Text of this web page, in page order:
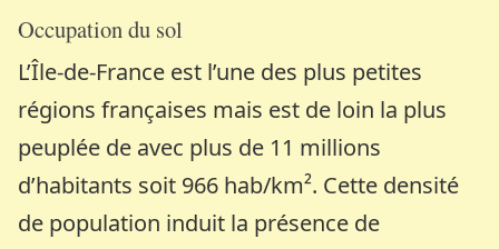
Occupation du sol
L’Île-de-France est l’une des plus petites
régions françaises mais est de loin la plus
peuplée de avec plus de 11 millions
d’habitants soit 966 hab/km². Cette densité
de population induit la présence de